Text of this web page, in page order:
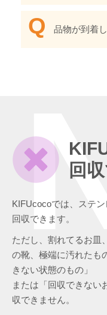
品物が到着
回
KIFUcocoでは、ステ
回収できます。
ただし、割れてるお皿
の靴、極端に汚れたも
きない状態のもの」
または「回収できない
収できません。